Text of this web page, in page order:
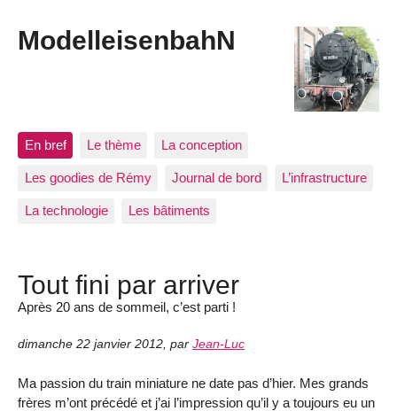
ModelleisenbahN
En bref Le thème La conception
Les goodies de Rémy Journal de bord L’infrastructure
La technologie Les bâtiments
Tout fini par arriver
Après 20 ans de sommeil, c’est parti !
dimanche 22 janvier 2012 par Jean-Luc
Ma passion du train miniature ne date pas d’hier. Mes grands
frères m’ont précédé et j’ai l’impression qu’il y a toujours eu un